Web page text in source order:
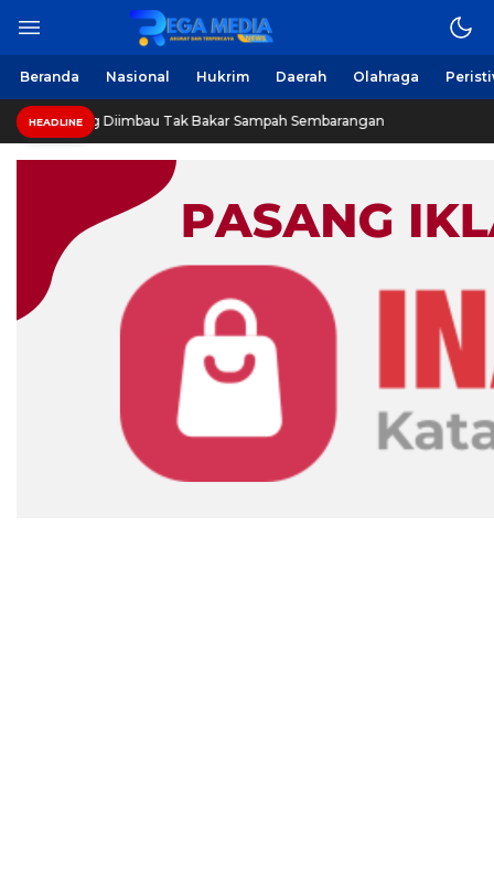
Beranda Nasional Hukrim Daerah Olahraga
HEADLINE
Diimbau Tak Bakar Sampah Sembarangan